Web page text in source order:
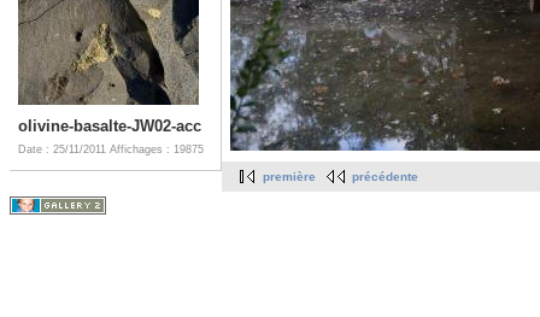
olivine-basalte-JW02-acc
Date : 25/11/2011 Affichages : 19875
première précédente